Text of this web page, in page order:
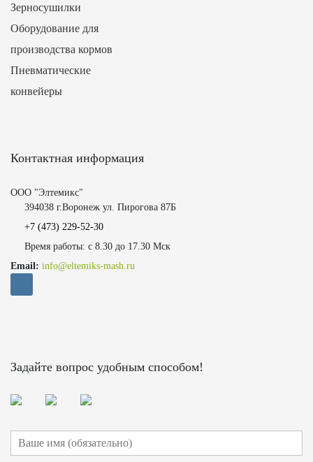
Зерносушилки
Оборудование для
производства кормов
Пневматические
конвейеры
Контактная информация
ООО "Элтемикс"
394038 г.Воронеж ул. Пирогова 87Б
+7 (473) 229-52-30
Время работы: с 8.30 до 17.30 Мск
Email: info@eltemiks-mash.ru
Задайте вопрос удобным способом!